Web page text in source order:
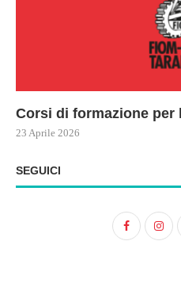
Corsi di formazione per
23 Aprile 2026
SEGUICI